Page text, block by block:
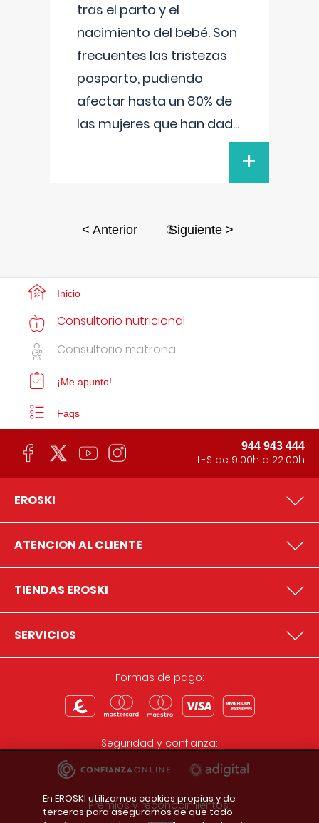
tras el parto y el
nacimiento del bebé. Son
frecuentes las tristezas
posparto, pudiendo
afectar hasta un 80% de
las mujeres que han dad...
+
< Anterior 3Siguiente >
Inicio
Consultorio nutricional
Consultorio matrona
¡Me apunto!
Faqs
944 943 444
L-S de 9:00h a 22:00h
EROSKI
ATENCION AL CLIENTE
TIENDAS EROSKI
SERVICIOS
Formas de pago:
Seguridad y confianza:
Premios y reconocimientos:
En EROSKI utilizamos cookies propias y de
terceros para asegurarnos de que todo